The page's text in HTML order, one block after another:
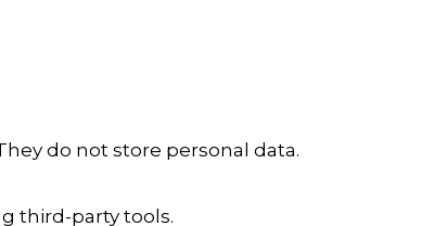
do not store personal data.
third-party tools.